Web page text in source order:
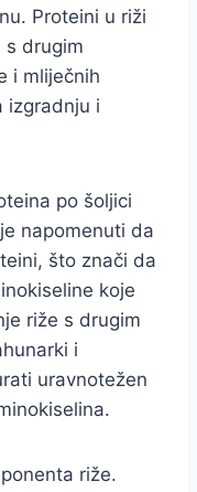
Proteini u riži
s drugim
i mliječnih
izgradnju i
po šoljici
napomenuti da
što znači da
koje
riže s drugim
i
uravnotežen
riže.